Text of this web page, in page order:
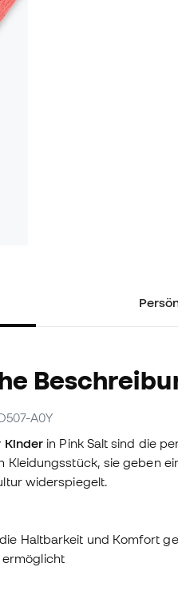
A0Y
Kinder in Pink Salt sind die
Kleidungsstück, sie geben
widerspiegelt.
Haltbarkeit und Komfort